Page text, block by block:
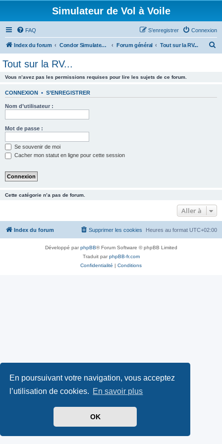
En poursuivant votre navigation, vous acceptez
l’utilisation de cookies. En savoir plus
OK
Simulateur de Vol à Voile
FAQ Connexion
S’enregistrer
Index du forum Condor Simulateur de Vol à Voile Forum général Tout sur la RV...
Tout sur la RV...
Vous n’avez pas les permissions requises pour lire les sujets de ce forum.
CONNEXION • S’ENREGISTRER
Nom d’utilisateur :
Mot de passe :
Se souvenir de moi
Cacher mon statut en ligne pour cette session
Cette catégorie n’a pas de forum.
Aller à
Index du forum Heures au format UTC+02:00
Supprimer les cookies
Développé parphpBB® Forum Software © phpBB Limited
Traduit parphpBB-fr.com
Confidentialité | Conditions